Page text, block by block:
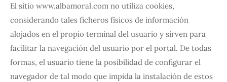
El sitio www.albamoral.com no utiliza cookies,
considerando tales ficheros físicos de información
alojados en el propio terminal del usuario y sirven para
facilitar la navegación del usuario por el portal. De todas
formas, el usuario tiene la posibilidad de configurar el
navegador de tal modo que impida la instalación de estos